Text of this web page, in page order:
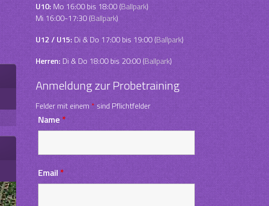
U10:Mo 16:00 bis 18:00 (Ballpark)
Mi 16:00-17:30 (Ballpark)
U12 / U15:Di & Do 17:00 bis 19:00 (Ballpark)
Herren:Di & Do 18:00 bis 20:00 (Ballpark)
Anmeldung zur Probetraining
Felder mit einem*sind Pflichtfelder
Name*
Email *